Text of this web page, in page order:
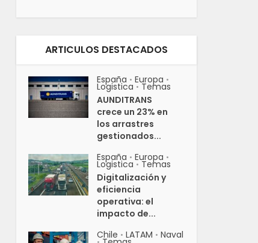
ARTICULOS DESTACADOS
España • Europa •
Logistica • Temas
AUNDITRANS
crece un 23% en
los arrastres
gestionados...
España • Europa •
Logistica • Temas
Digitalización y
eficiencia
operativa: el
impacto de...
Chile • LATAM • Naval